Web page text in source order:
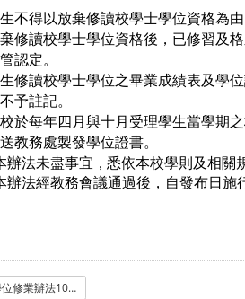
不得以放棄修讀校學士學位資格為
修讀校學士學位資格後，已修習及
認定。
修讀校學士學位之畢業成績表及學
予註記。
於每年四月與十月受理學生當學期
教務處製發學位證書。
辦法未盡事宜，悉依本校學則及相關
辦法經教務會議通過後，自發布日施
校學士學位修業辦法1022定稿.odt